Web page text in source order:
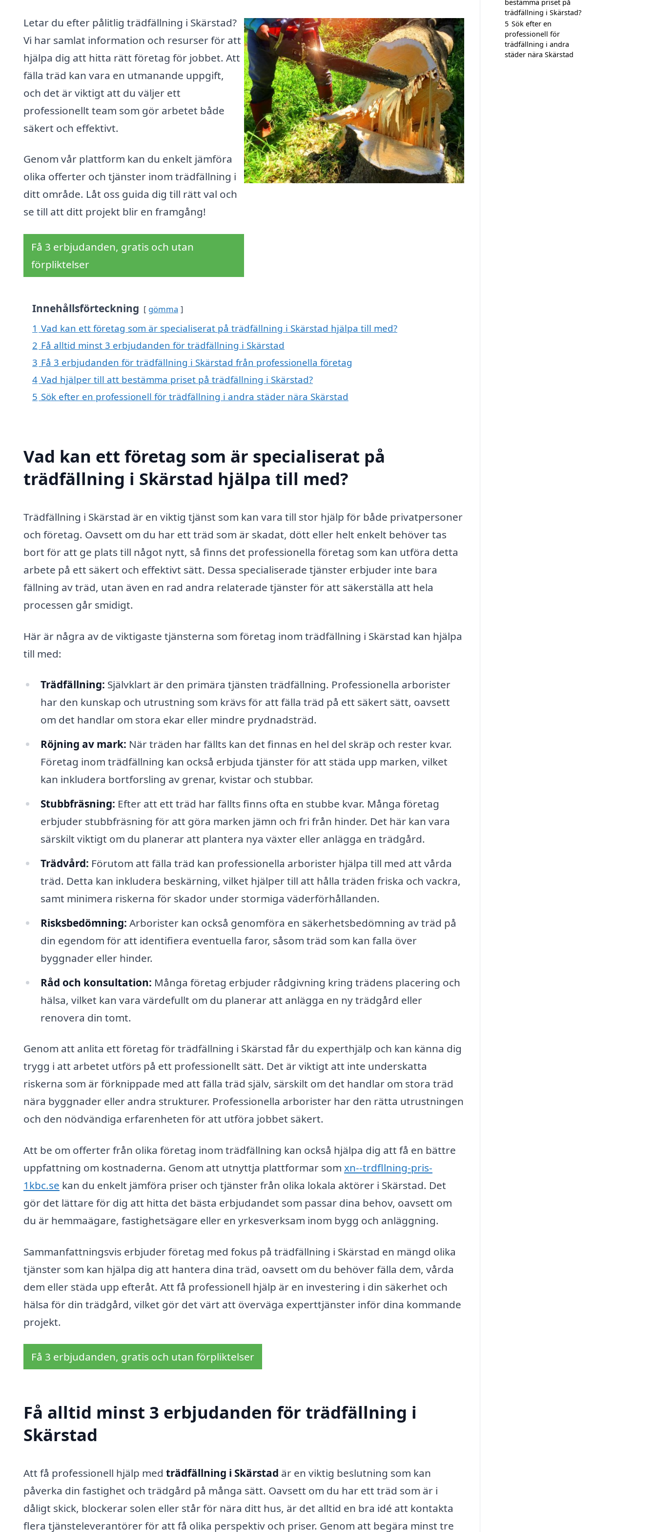
Letar du efter pålitlig trädfällning i Skärstad?
Vi har samlat information och resurser för att
hjälpa dig att hitta rätt företag för jobbet. Att
fälla träd kan vara en utmanande uppgift,
och det är viktigt att du väljer ett
professionellt team som gör arbetet både
säkert och effektivt.
Genom vår plattform kan du enkelt jämföra
olika offerter och tjänster inom trädfällning i
ditt område. Låt oss guida dig till rätt val och
se till att ditt projekt blir en framgång!
Få 3 erbjudanden, gratis och utan
förpliktelser
Innehållsförteckning gömma
1 Vad kan ett företag som är specialiserat på trädfällning i Skärstad hjälpa till med?
2 Få alltid minst 3 erbjudanden för trädfällning i Skärstad
3 Få 3 erbjudanden för trädfällning i Skärstad från professionella företag
4 Vad hjälper till att bestämma priset på trädfällning i Skärstad?
5 Sök efter en professionell för trädfällning i andra städer nära Skärstad
Vad kan ett företag som är specialiserat på
trädfällning i Skärstad hjälpa till med?
Trädfällning i Skärstad är en viktig tjänst som kan vara till stor hjälp för både privatpersoner
och företag. Oavsett om du har ett träd som är skadat, dött eller helt enkelt behöver tas
bort för att ge plats till något nytt, så finns det professionella företag som kan utföra detta
arbete på ett säkert och effektivt sätt. Dessa specialiserade tjänster erbjuder inte bara
fällning av träd, utan även en rad andra relaterade tjänster för att säkerställa att hela
processen går smidigt.
Här är några av de viktigaste tjänsterna som företag inom trädfällning i Skärstad kan hjälpa
till med:
Trädfällning: Självklart är den primära tjänsten trädfällning. Professionella arborister
har den kunskap och utrustning som krävs för att fälla träd på ett säkert sätt, oavsett
om det handlar om stora ekar eller mindre prydnadsträd.
Röjning av mark: När träden har fällts kan det finnas en hel del skräp och rester kvar.
Företag inom trädfällning kan också erbjuda tjänster för att städa upp marken, vilket
kan inkludera bortforsling av grenar, kvistar och stubbar.
Stubbfräsning: Efter att ett träd har fällts finns ofta en stubbe kvar. Många företag
erbjuder stubbfräsning för att göra marken jämn och fri från hinder. Det här kan vara
särskilt viktigt om du planerar att plantera nya växter eller anlägga en trädgård.
Trädvård: Förutom att fälla träd kan professionella arborister hjälpa till med att vårda
träd. Detta kan inkludera beskärning, vilket hjälper till att hålla träden friska och vackra,
samt minimera riskerna för skador under stormiga väderförhållanden.
Risksbedömning: Arborister kan också genomföra en säkerhetsbedömning av träd på
din egendom för att identifiera eventuella faror, såsom träd som kan falla över
byggnader eller hinder.
Råd och konsultation: Många företag erbjuder rådgivning kring trädens placering och
hälsa, vilket kan vara värdefullt om du planerar att anlägga en ny trädgård eller
renovera din tomt.
Genom att anlita ett företag för trädfällning i Skärstad får du experthjälp och kan känna dig
trygg i att arbetet utförs på ett professionellt sätt. Det är viktigt att inte underskatta
riskerna som är förknippade med att fälla träd själv, särskilt om det handlar om stora träd
nära byggnader eller andra strukturer. Professionella arborister har den rätta utrustningen
och den nödvändiga erfarenheten för att utföra jobbet säkert.
Att be om offerter från olika företag inom trädfällning kan också hjälpa dig att få en bättre
uppfattning om kostnaderna. Genom att utnyttja plattformar som xn--trdfllning-pris-
1kbc.se kan du enkelt jämföra priser och tjänster från olika lokala aktörer i Skärstad. Det
gör det lättare för dig att hitta det bästa erbjudandet som passar dina behov, oavsett om
du är hemmaägare, fastighetsägare eller en yrkesverksam inom bygg och anläggning.
Sammanfattningsvis erbjuder företag med fokus på trädfällning i Skärstad en mängd olika
tjänster som kan hjälpa dig att hantera dina träd, oavsett om du behöver fälla dem, vårda
dem eller städa upp efteråt. Att få professionell hjälp är en investering i din säkerhet och
hälsa för din trädgård, vilket gör det värt att överväga experttjänster inför dina kommande
projekt.
Få 3 erbjudanden, gratis och utan förpliktelser
Få alltid minst 3 erbjudanden för trädfällning i
Skärstad
Att få professionell hjälp med trädfällning i Skärstad är en viktig beslutning som kan
påverka din fastighet och trädgård på många sätt. Oavsett om du har ett träd som är i
dåligt skick, blockerar solen eller står för nära ditt hus, är det alltid en bra idé att kontakta
flera tjänsteleverantörer för att få olika perspektiv och priser. Genom att begära minst tre
bestämma priset på
trädfällning i Skärstad?
5 Sök efter en
professionell för
trädfällning i andra
städer nära Skärstad